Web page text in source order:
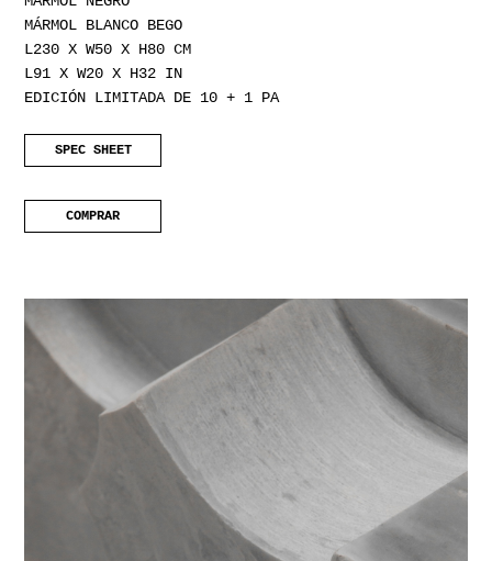
MÁRMOL BLANCO BEGO
L230 X W50 X H80 CM
L91 X W20 X H32 IN
EDICIÓN LIMITADA DE 10 + 1 PA
SPEC SHEET
COMPRAR